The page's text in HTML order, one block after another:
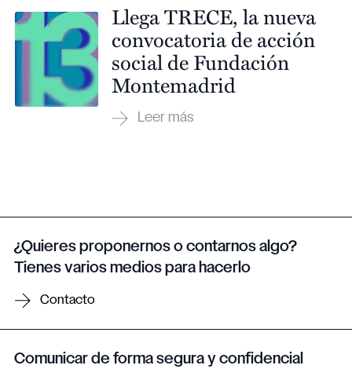
Llega TRECE, la nueva
convocatoria de acción
social de Fundación
Montemadrid
¿Quieres proponernos o contarnos algo?
Tienes varios medios para hacerlo
Contacto
Comunicar de forma segura y confidencial